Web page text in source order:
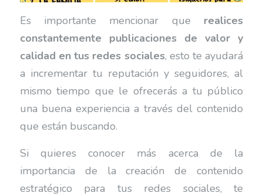
Es importante mencionar que realices
constantemente publicaciones de valor y
calidad en tus redes sociales, esto te ayudará
a incrementar tu reputación y seguidores, al
mismo tiempo que le ofrecerás a tu público
una buena experiencia a través del contenido
que están buscando.
Si quieres conocer más acerca de la
importancia de la creación de contenido
estratégico para tus redes sociales, te